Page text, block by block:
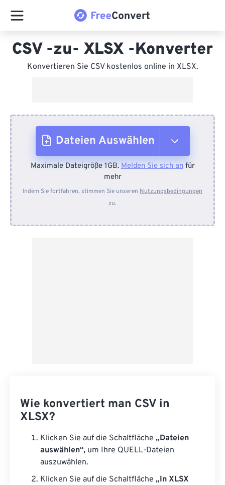
CSV -zu- XLSX -Konverter
Konvertieren Sie CSV kostenlos online in XLSX.
Dateien Auswählen
Vom Gerät
Von Dropbox
Maximale Dateigröße 1GB.Melden Sie sich anfür
mehr
Indem Sie fortfahren, stimmen Sie unseren Nutzungsbedingungen
zu.
Wie konvertiert man CSV in
XLSX?
Klicken Sie auf die Schaltfläche „Dateien
auswählen“, um Ihre QUELL-Dateien
auszuwählen.
Klicken Sie auf die Schaltfläche „In XLSX